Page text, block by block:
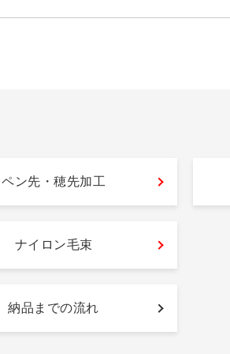
ペン先・穂先加工
ナイロン毛束
納品までの流れ